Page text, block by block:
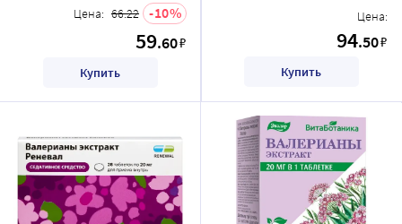
Цена: 66.22 10
59.60₽
Купить
Цена:
94.50₽
Купить